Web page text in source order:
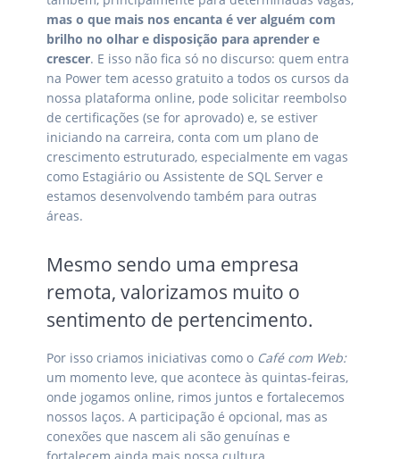
mas o que mais nos encanta é ver alguém com
brilho no olhar e disposição para aprender e
crescer. E isso não fica só no discurso: quem entra
na Power tem acesso gratuito a todos os cursos da
nossa plataforma online, pode solicitar reembolso
de certificações (se for aprovado) e, se estiver
iniciando na carreira, conta com um plano de
crescimento estruturado, especialmente em vagas
como Estagiário ou Assistente de SQL Server e
estamos desenvolvendo também para outras
áreas.
Mesmo sendo uma empresa
remota, valorizamos muito o
sentimento de pertencimento.
Por isso criamos iniciativas como o Café com Web:
um momento leve, que acontece às quintas-feiras,
onde jogamos online, rimos juntos e fortalecemos
nossos laços. A participação é opcional, mas as
conexões que nascem ali são genuínas e